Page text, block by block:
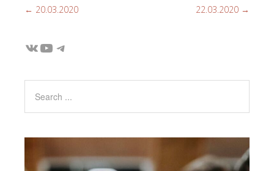
← 20.03.2020 22.03.2020 →
ВКонтакте
YouTube
Telegram